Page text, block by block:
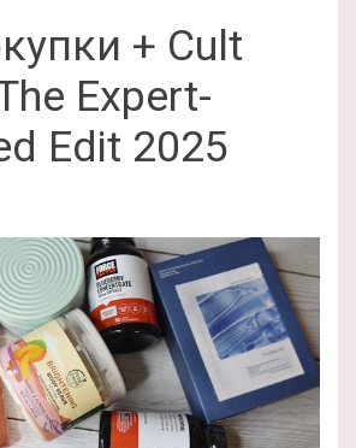
+ Cult
Expert-
Edit 2025